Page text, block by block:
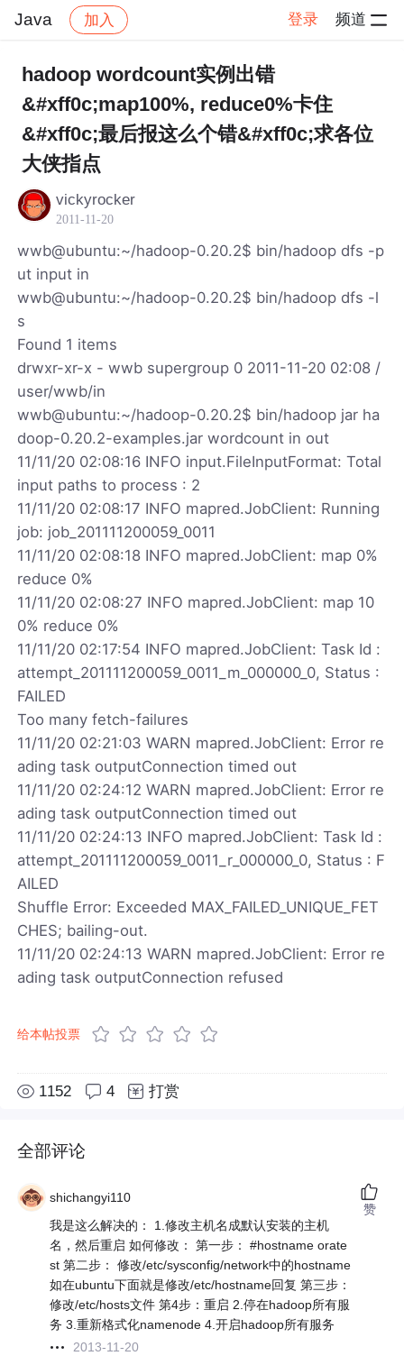
Java 加入 登录 频道
社区 帖子详情
hadoop wordcount实例出错
&#xff0c;map100%, reduce0%卡住
&#xff0c;最后报这么个错&#xff0c;求各位
大侠指点
vickyrocker
2011-11-20
wwb@ubuntu:~/hadoop-0.20.2$ bin/hadoop dfs -p
ut input in
wwb@ubuntu:~/hadoop-0.20.2$ bin/hadoop dfs -l
s
Found 1 items
drwxr-xr-x - wwb supergroup 0 2011-11-20 02:08 /
user/wwb/in
wwb@ubuntu:~/hadoop-0.20.2$ bin/hadoop jar ha
doop-0.20.2-examples.jar wordcount in out
11/11/20 02:08:16 INFO input.FileInputFormat: Total
input paths to process : 2
11/11/20 02:08:17 INFO mapred.JobClient: Running
job: job_201111200059_0011
11/11/20 02:08:18 INFO mapred.JobClient: map 0%
reduce 0%
11/11/20 02:08:27 INFO mapred.JobClient: map 10
0% reduce 0%
11/11/20 02:17:54 INFO mapred.JobClient: Task Id :
attempt_201111200059_0011_m_000000_0, Status :
FAILED
Too many fetch-failures
11/11/20 02:21:03 WARN mapred.JobClient: Error re
ading task outputConnection timed out
11/11/20 02:24:12 WARN mapred.JobClient: Error re
ading task outputConnection timed out
11/11/20 02:24:13 INFO mapred.JobClient: Task Id :
attempt_201111200059_0011_r_000000_0, Status : F
AILED
Shuffle Error: Exceeded MAX_FAILED_UNIQUE_FET
CHES; bailing-out.
11/11/20 02:24:13 WARN mapred.JobClient: Error re
ading task outputConnection refused
给本帖投票
1152 4 打赏
全部评论
shichangyi110
我是这么解决的： 1.修改主机名成默认安装的主机
名，然后重启 如何修改： 第一步： #hostname orate
st 第二步： 修改/etc/sysconfig/network中的hostname
如在ubuntu下面就是修改/etc/hostname回复 第三步：
修改/etc/hosts文件 第4步：重启 2.停在hadoop所有服
务 3.重新格式化namenode 4.开启hadoop所有服务
2013-11-20
赞